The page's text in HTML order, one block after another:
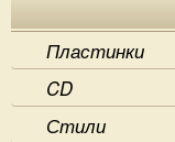
Пластинки
CD
Стили